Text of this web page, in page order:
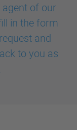
of our
in the form
and
to you as